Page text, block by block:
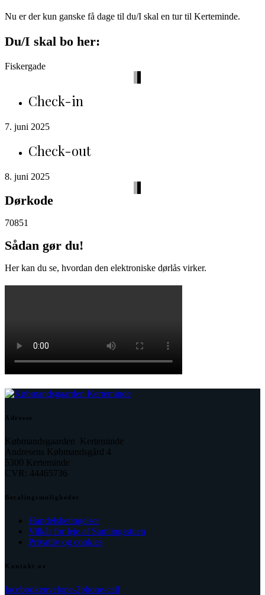
Nu er der kun ganske få dage til du/I skal en tur til Kerteminde.
Du/I skal bo her:
Fiskergade
Check-in
7. juni 2025
Check-out
8. juni 2025
Dørkode
70851
Sådan gør du!
Her kan du se, hvordan den elektroniske dørlås virker.
Adresse
Købmandsgaarden Kerteminde
Andresens Købmandsgård 4
5300 Kerteminde
CVR: 44465736
Betalingsmuligheder
Handelsbetingelser
Vilkår for leje af Samlingsstuen
Privatliv og cookies
Kontakt os
facebookenvelope-2phone-call